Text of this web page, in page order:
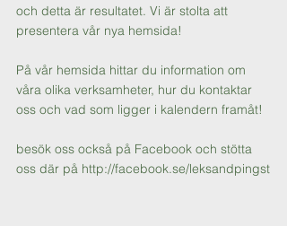
och detta är resultatet. Vi är stolta att
presentera vår nya hemsida!
På vår hemsida hittar du information om
våra olika verksamheter, hur du kontaktar
oss och vad som ligger i kalendern framåt!
besök oss också på Facebook och stötta
oss där på http://facebook.se/leksandpingst